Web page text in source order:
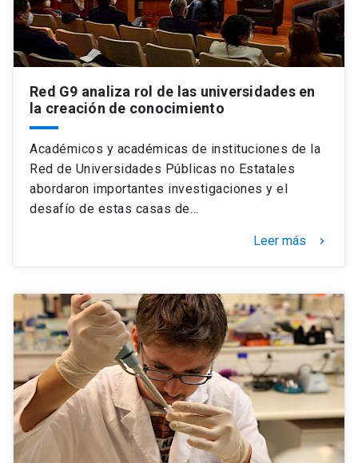
Red G9 analiza rol de las universidades en
la creación de conocimiento
Académicos y académicas de instituciones de la
Red de Universidades Públicas no Estatales
abordaron importantes investigaciones y el
desafío de estas casas de…
Leer más keyboard_arrow_right